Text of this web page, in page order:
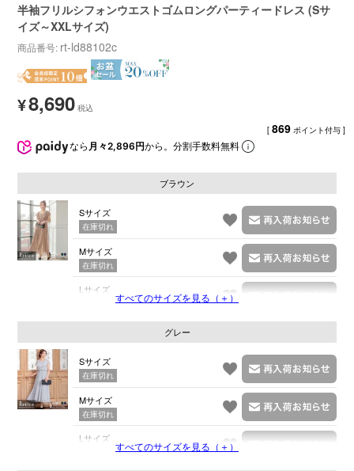
半袖フリルシフォンウエストゴムロングパーティードレス (Sサ
イズ～XXLサイズ)
商品番号 rt-ld88102c
¥8,690
[ 869 ポイント付与 ]
なら 月々2,896円から。分割手数料無料
ブラウン
Sサイズ
在庫切れ
Mサイズ
在庫切れ
Lサイズ
すべてのサイズを見る（＋）
グレー
Sサイズ
在庫切れ
Mサイズ
在庫切れ
Lサイズ
すべてのサイズを見る（＋）